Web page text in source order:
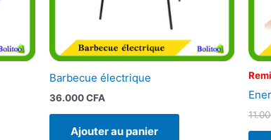
Barbecue électrique
36.000CFA
Ajouter au panier